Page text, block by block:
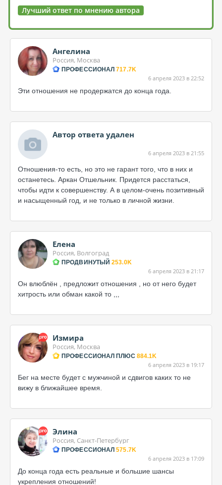
Лучший ответ по мнению автора
Ангелина
Россия, Москва
ПРОФЕССИОНАЛ 717.7K
6 апреля 2023 в 22:52
Эти отношения не продержатся до конца года.
Автор ответа удален
6 апреля 2023 в 21:55
Отношения-то есть, но это не гарант того, что в них и
останетесь. Аркан Отшельник. Придется расстаться,
чтобы идти к совершенству. А в целом-очень позитивный
и насыщенный год, и не только в личной жизни.
Елена
Россия, Волгоград
ПРОДВИНУТЫЙ 253.0K
6 апреля 2023 в 21:17
Он влюблён , предложит отношения , но от него будет
хитрость или обман какой то ,,,
Измира
Россия, Москва
ПРОФЕССИОНАЛ ПЛЮС 884.1K
6 апреля 2023 в 19:17
Бег на месте будет с мужчиной и сдвигов каких то не
вижу в ближайшее время.
Элина
Россия, Санкт-Петербург
ПРОФЕССИОНАЛ 575.7K
6 апреля 2023 в 17:09
До конца года есть реальные и большие шансы
укрепления отношений!